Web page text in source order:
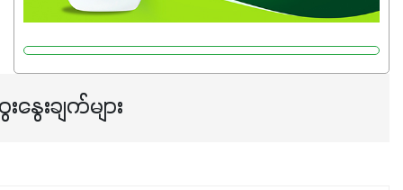
နွေးချက်များ